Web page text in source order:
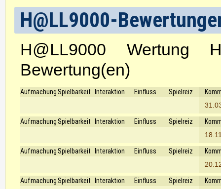
H@LL9000-
H@LL9000 Wertung
Bewertung(en)
Aufmachung Spielbarkeit Interaktion Einfluss Spielreiz
Aufmachung Spielbarkeit Interaktion Einfluss Spielreiz
Aufmachung Spielbarkeit Interaktion Einfluss Spielreiz
Aufmachung Spielbarkeit Interaktion Einfluss Spielreiz